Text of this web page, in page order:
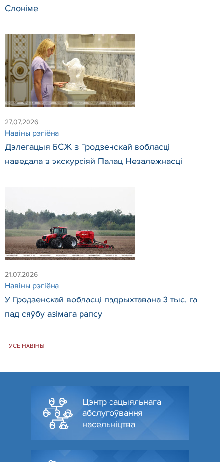
Слоніме
27.07.2026
Навiны рэгiёна
Дэлегацыя БСЖ з Гродзенскай вобласці
наведала з экскурсіяй Палац Незалежнасці
21.07.2026
Навiны рэгiёна
У Гродзенскай вобласці падрыхтавана 3 тыс. га
пад сяўбу азімага рапсу
УСЕ НАВІНЫ
Цэнтр сацыяльнага
абслугоўвання
насельніцтва